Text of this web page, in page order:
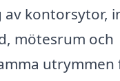
av kontorsytor,
mötesrum och
utrymmen